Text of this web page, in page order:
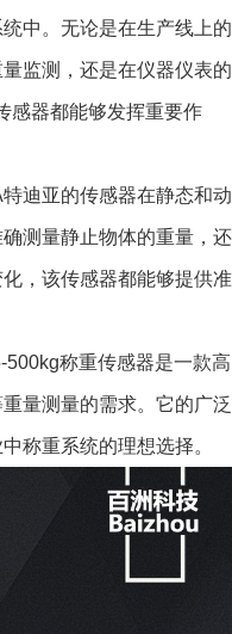
中。无论是在生产线上的
监测，还是在仪器仪表的
感器都能够发挥重要作
迪亚的传感器在静态和动
测量静止物体的重量，还
，该传感器都能够提供准
称重传感器是一款高
量测量的需求。它的广泛
称重系统的理想选择。